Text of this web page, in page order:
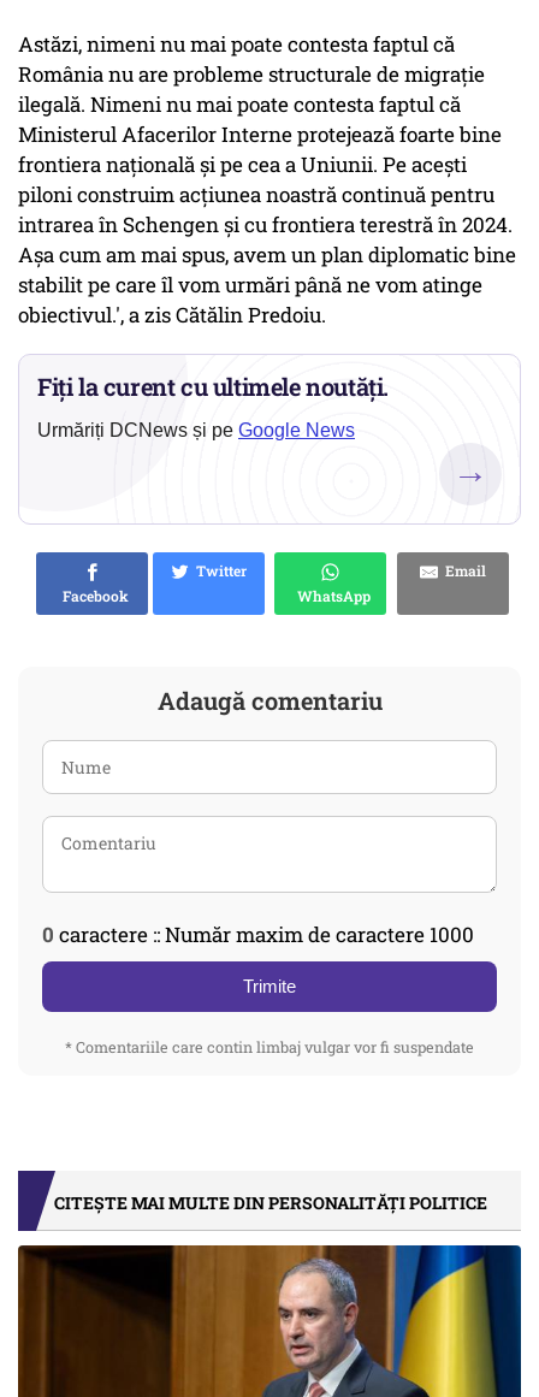
Astăzi, nimeni nu mai poate contesta faptul că
România nu are probleme structurale de migrație
ilegală. Nimeni nu mai poate contesta faptul că
Ministerul Afacerilor Interne protejează foarte bine
frontiera națională și pe cea a Uniunii. Pe acești
piloni construim acțiunea noastră continuă pentru
intrarea în Schengen și cu frontiera terestră în 2024.
Așa cum am mai spus, avem un plan diplomatic bine
stabilit pe care îl vom urmări până ne vom atinge
obiectivul.', a zis Cătălin Predoiu.
Fiți la curent cu ultimele noutăți.
Urmăriți DCNews și pe Google News
→
Facebook
Twitter
WhatsApp
Email
Adaugă comentariu
0 caractere :: Număr maxim de caractere 1000
Trimite
* Comentariile care contin limbaj vulgar vor fi suspendate
CITEȘTE MAI MULTE DIN PERSONALITĂȚI POLITICE